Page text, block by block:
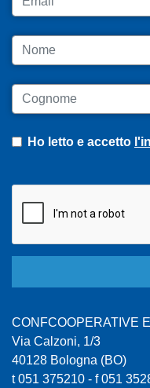
Nome
Cognome
Ho letto e accetto
CONFCOOPERATIVE
Via Calzoni, 1/3
40128 Bologna (BO)
t 051 375210 - f 051